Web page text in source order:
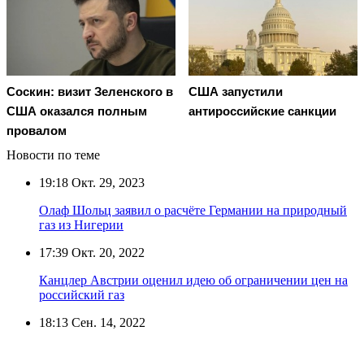
Соскин: визит Зеленского в
США оказался полным
провалом
США запустили
антироссийские санкции
Новости по теме
19:18 Окт. 29, 2023
Олаф Шольц заявил о расчёте Германии на природный
газ из Нигерии
17:39 Окт. 20, 2022
Канцлер Австрии оценил идею об ограничении цен на
российский газ
18:13 Сен. 14, 2022